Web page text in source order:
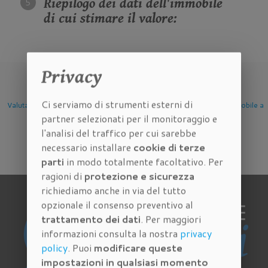
Riepilogo dei dati dell'immobile
di cui stimare il valore:
Immobile
Valutazione Immobile a
Firenze
Valutazione Immobile a
Scandicci
Privacy
Ci serviamo di strumenti esterni di
partner selezionati per il monitoraggio e
l'analisi del traffico per cui sarebbe
necessario installare cookie di terze
parti in modo totalmente facoltativo. Per
ragioni di protezione e sicurezza
richiediamo anche in via del tutto
opzionale il consenso preventivo al
trattamento dei dati. Per maggiori
informazioni consulta la nostra privacy
policy. Puoi modificare queste
impostazioni in qualsiasi momento